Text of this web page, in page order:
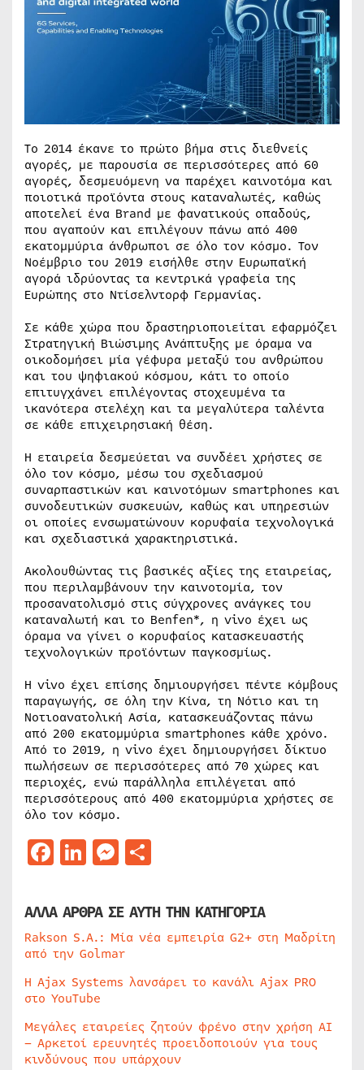
Tο 2014 έκανε το πρώτο βήμα στις διεθνείς
αγορές, με παρουσία σε περισσότερες από 60
αγορές, δεσμευόμενη να παρέχει καινοτόμα και
ποιοτικά προϊόντα στους καταναλωτές, καθώς
αποτελεί ένα Brand με φανατικούς οπαδούς,
που αγαπούν και επιλέγουν πάνω από 400
εκατομμύρια άνθρωποι σε όλο τον κόσμο. Τον
Νοέμβριο του 2019 εισήλθε στην Ευρωπαϊκή
αγορά ιδρύοντας τα κεντρικά γραφεία της
Ευρώπης στο Ντίσελντορφ Γερμανίας.
Σε κάθε χώρα που δραστηριοποιείται εφαρμόζει
Στρατηγική Βιώσιμης Ανάπτυξης με όραμα να
οικοδομήσει μία γέφυρα μεταξύ του ανθρώπου
και του ψηφιακού κόσμου, κάτι το οποίο
επιτυγχάνει επιλέγοντας στοχευμένα τα
ικανότερα στελέχη και τα μεγαλύτερα ταλέντα
σε κάθε επιχειρησιακή θέση.
Η εταιρεία δεσμεύεται να συνδέει χρήστες σε
όλο τον κόσμο, μέσω του σχεδιασμού
συναρπαστικών και καινοτόμων smartphones και
συνοδευτικών συσκευών, καθώς και υπηρεσιών
οι οποίες ενσωματώνουν κορυφαία τεχνολογικά
και σχεδιαστικά χαρακτηριστικά.
Ακολουθώντας τις βασικές αξίες της εταιρείας,
που περιλαμβάνουν την καινοτομία, τον
προσανατολισμό στις σύγχρονες ανάγκες του
καταναλωτή και το Benfen*, η vivo έχει ως
όραμα να γίνει ο κορυφαίος κατασκευαστής
τεχνολογικών προϊόντων παγκοσμίως.
Η vivo έχει επίσης δημιουργήσει πέντε κόμβους
παραγωγής, σε όλη την Κίνα, τη Νότιο και τη
Νοτιοανατολική Ασία, κατασκευάζοντας πάνω
από 200 εκατομμύρια smartphones κάθε χρόνο.
Από το 2019, η vivo έχει δημιουργήσει δίκτυο
πωλήσεων σε περισσότερες από 70 χώρες και
περιοχές, ενώ παράλληλα επιλέγεται από
περισσότερους από 400 εκατομμύρια χρήστες σε
όλο τον κόσμο.
Facebook
LinkedIn
Messenger
ΑΛΛΑ ΑΡΘΡΑ ΣΕ ΑΥΤΗ ΤΗΝ ΚΑΤΗΓΟΡΙΑ
Rakson S.A.: Μία νέα εμπειρία G2+ στη Μαδρίτη
από την Golmar
Η Ajax Systems λανσάρει το κανάλι Ajax PRO
στο YouTube
Μεγάλες εταιρείες ζητούν φρένο στην χρήση AI
– Αρκετοί ερευνητές προειδοποιούν για τους
κινδύνους που υπάρχουν